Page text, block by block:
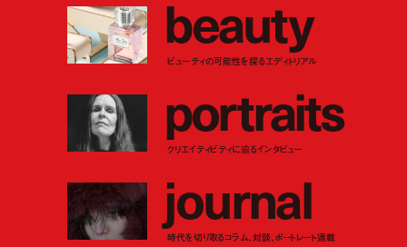
beauty
ビューティの可能性を探るエディトリアル
portraits
クリエイティビティに迫るインタビュー
journal
時代を切り取るコラム、対談、ポートレート連載